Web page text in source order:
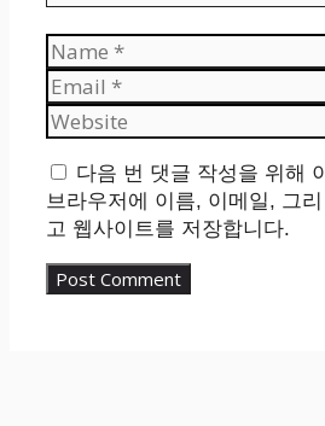
Name
Email
Website
다음 번 댓글 작성을 위해 이
브라우저에 이름, 이메일, 그리
고 웹사이트를 저장합니다.